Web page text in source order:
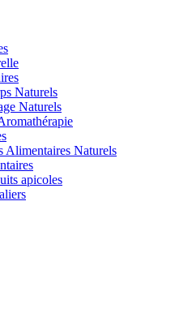
Naturels
Naturels
Alimentaires Naturels
apicoles